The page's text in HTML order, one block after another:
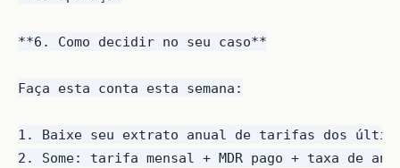
**6. Como decidir no seu caso**
Faça esta conta esta semana:
1. Baixe seu extrato anual de tarifas dos
2. Some: tarifa mensal + MDR pago + taxa de